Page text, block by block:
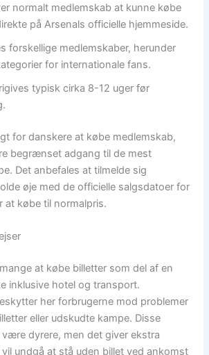
normalt medlemskab at kunne købe
på Arsenals officielle hjemmeside.
forskellige medlemskaber, herunder
for internationale fans.
typisk cirka 8-12 uger før
for danskere at købe medlemskab,
begrænset adgang til de mest
Det anbefales at tilmelde sig
øje med de officielle salgsdatoer for
at købe til normalpris.
at købe billetter som del af en
inklusive hotel og transport.
her forbrugerne mod problemer
eller udskudte kampe. Disse
dyrere, men det giver ekstra
undgå at stå uden billet ved ankomst